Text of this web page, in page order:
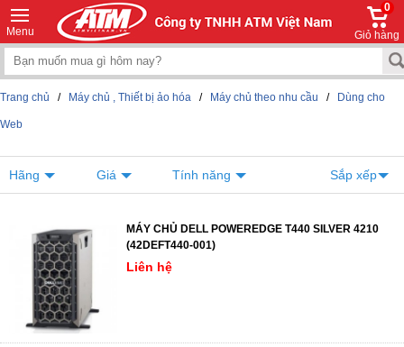
Menu
0
Giỏ hàng
Trang chủ / Máy chủ , Thiết bị ảo hóa / Máy chủ theo nhu cầu / Dùng cho
Web
Hãng Giá Tính năng Sắp xếp
MÁY CHỦ DELL POWEREDGE T440 SILVER 4210
(42DEFT440-001)
Liên hệ